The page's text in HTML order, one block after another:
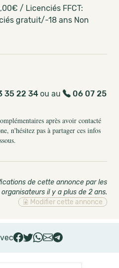
/ Licenciés FFCT:
gratuit/-18 ans Non
35 22 34 ou au
06 07 25
après avoir contacté
n'hésitez pas à partager ces infos
de cette annonce par les
organisateurs il y a plus de 2 ans.
Modifier cette annonce